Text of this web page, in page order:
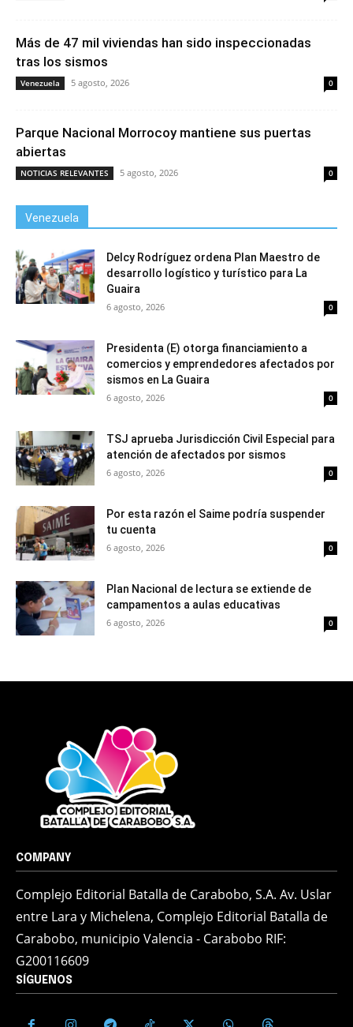
Más de 47 mil viviendas han sido inspeccionadas
tras los sismos
Venezuela 5 agosto, 2026 0
Parque Nacional Morrocoy mantiene sus puertas
abiertas
NOTICIAS RELEVANTES 5 agosto, 2026 0
Venezuela
Delcy Rodríguez ordena Plan Maestro de
desarrollo logístico y turístico para La
Guaira
6 agosto, 2026 0
Presidenta (E) otorga financiamiento a
comercios y emprendedores afectados por
sismos en La Guaira
6 agosto, 2026 0
TSJ aprueba Jurisdicción Civil Especial para
atención de afectados por sismos
6 agosto, 2026 0
Por esta razón el Saime podría suspender
tu cuenta
6 agosto, 2026 0
Plan Nacional de lectura se extiende de
campamentos a aulas educativas
6 agosto, 2026 0
COMPANY
Complejo Editorial Batalla de Carabobo, S.A. Av. Uslar
entre Lara y Michelena, Complejo Editorial Batalla de
Carabobo, municipio Valencia - Carabobo RIF:
G200116609
SÍGUENOS